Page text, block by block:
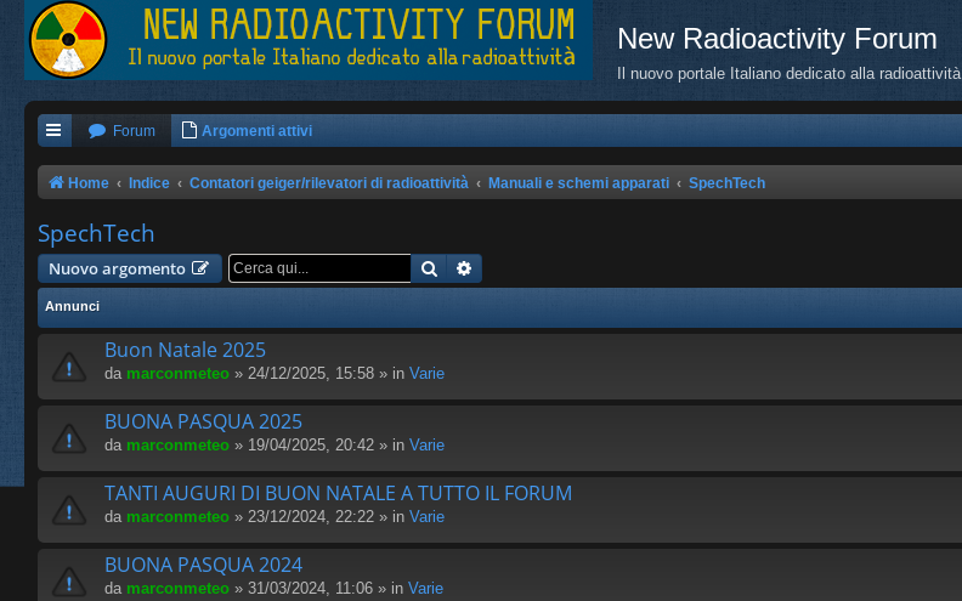
New Radioactivity Forum
Il nuovo portale Italiano dedicato alla radioattività
Forum Argomenti attivi
Home Indice Contatori geiger/rilevatori di radioattività Manuali e schemi apparati SpechTech
SpechTech
Nuovo argomento Cerca
Annunci
Buon Natale 2025
da marconmeteo » 24/12/2025, 15:58 » in Varie
BUONA PASQUA 2025
da marconmeteo » 19/04/2025, 20:42 » in Varie
TANTI AUGURI DI BUON NATALE A TUTTO IL FORUM
da marconmeteo » 23/12/2024, 22:22 » in Varie
BUONA PASQUA 2024
da marconmeteo » 31/03/2024, 11:06 » in Varie